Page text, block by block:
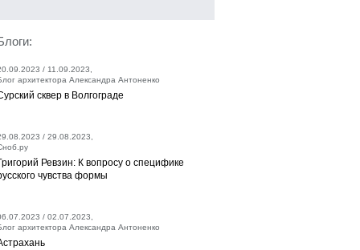
/ 11.09.2023,
архитектора Александра Антоненко
сквер в Волгограде
/ 29.08.2023,
Ревзин: К вопросу о специфике
чувства формы
/ 02.07.2023,
архитектора Александра Антоненко